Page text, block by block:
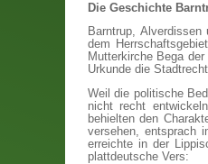
Die Geschichte
Barntrup,
dem
Mutterkirche Bega
Urkunde die
Weil die politische
nicht recht
behielten den
versehen, entsprach
erreichte in der
plattdeutsche Vers: